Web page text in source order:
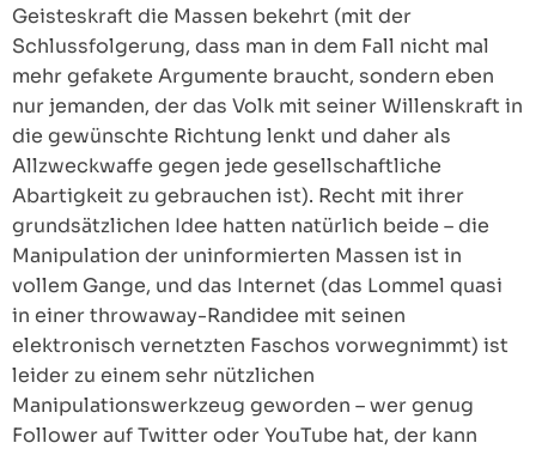
Geisteskraft die Massen bekehrt (mit der
Schlussfolgerung, dass man in dem Fall nicht mal
mehr gefakete Argumente braucht, sondern eben
nur jemanden, der das Volk mit seiner Willenskraft in
die gewünschte Richtung lenkt und daher als
Allzweckwaffe gegen jede gesellschaftliche
Abartigkeit zu gebrauchen ist). Recht mit ihrer
grundsätzlichen Idee hatten natürlich beide – die
Manipulation der uninformierten Massen ist in
vollem Gange, und das Internet (das Lommel quasi
in einer throwaway-Randidee mit seinen
elektronisch vernetzten Faschos vorwegnimmt) ist
leider zu einem sehr nützlichen
Manipulationswerkzeug geworden – wer genug
Follower auf Twitter oder YouTube hat, der kann